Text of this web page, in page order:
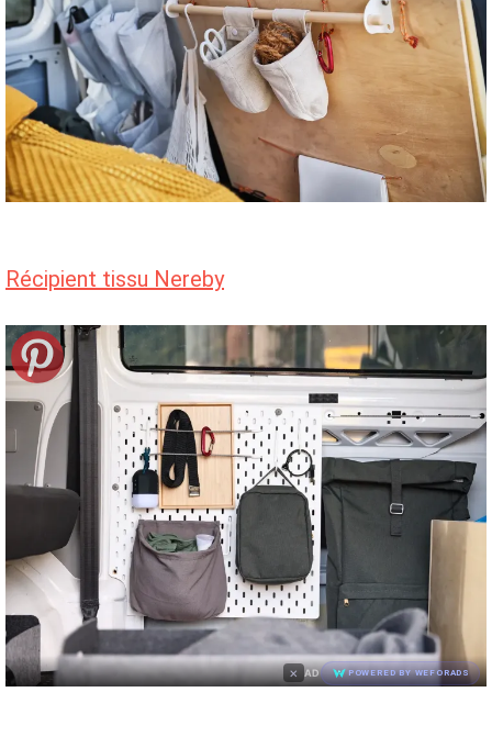
Récipient tissu Nereby
× AD POWERED BY WEFORADS